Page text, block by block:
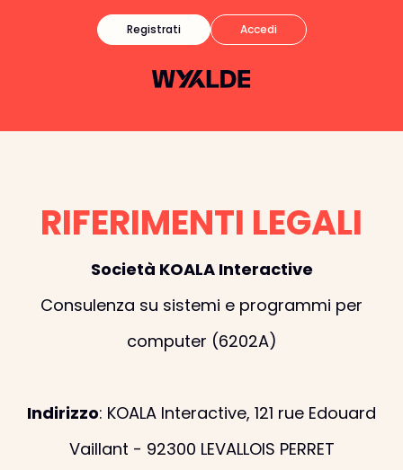
Registrati Accedi
RIFERIMENTI LEGALI
Società KOALA Interactive
Consulenza su sistemi e programmi per
computer (6202A)
Indirizzo: KOALA Interactive, 121 rue Edouard
Vaillant - 92300 LEVALLOIS PERRET